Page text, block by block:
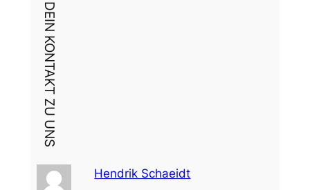
DEIN KONTAKT ZU UNS
Hendrik Schaeidt